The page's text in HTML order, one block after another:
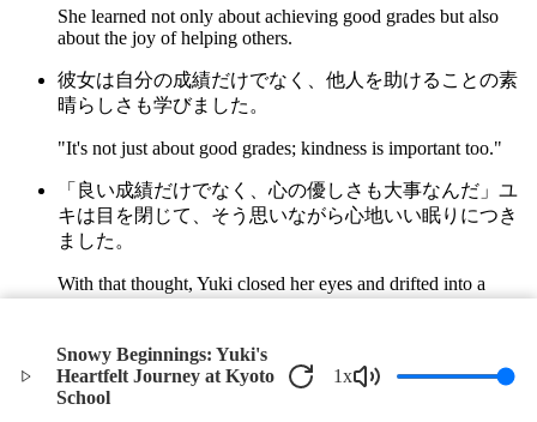
Snowy Beginnings: Yuki's
Heartfelt Journey at Kyoto
School
1x
She learned not only about achieving good grades but also
about the joy of helping others.
彼女は自分の成績だけでなく、他人を助けることの素
晴らしさも学びました。
"It's not just about good grades; kindness is important too."
「良い成績だけでなく、心の優しさも大事なんだ」ユ
キは目を閉じて、そう思いながら心地いい眠りにつき
ました。
With that thought, Yuki closed her eyes and drifted into a
comfortable sleep.
冬の夜空に星が輝いていました。
Stars shone brightly in the winter night sky.